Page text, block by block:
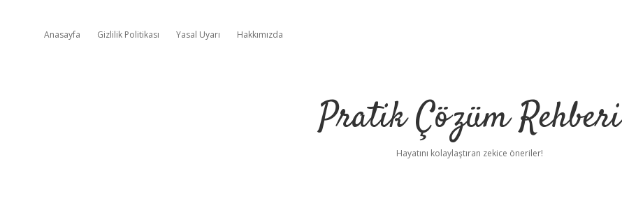
Anasayfa Gizlilik Politikası Yasal Uyarı Hakkımızda
Pratik Çözüm Rehberi
Hayatını kolaylaştıran zekice öneriler!